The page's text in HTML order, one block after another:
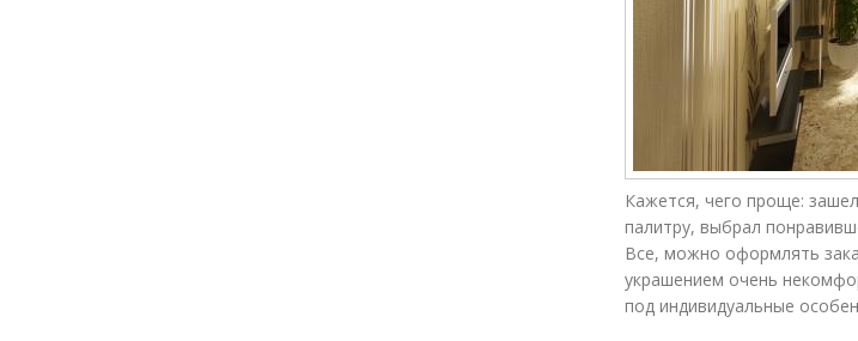
Кажется, чего проще:
палитру, выбрал
Все, можно оформлять
украшением очень
под индивидуальные